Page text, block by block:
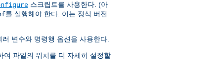
스크립트를 사용한다. (아
를 실행해야 한다. 이는 정식 버전
러 변수와 명령행 옵션을 사용한다.
여 파일의 위치를 더 자세히 설정할